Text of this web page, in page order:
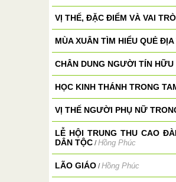
VỊ THẾ, ĐẶC ĐIỂM VÀ VAI
MÙA XUÂN TÌM HIỂU QUẺ
CHÂN DUNG NGƯỜI TÍN
HỌC KINH THÁNH TRONG
VỊ THẾ NGƯỜI PHỤ NỮ
LỄ HỘI TRUNG THU CAO
DÂN TỘC /Hồng Phúc
LÃO GIÁO /Hồng Phúc